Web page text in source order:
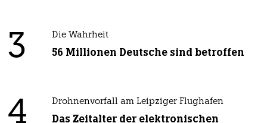
3 Die Wahrheit
56 Millionen Deutsche sind betroffen
4 Drohnenvorfall am Leipziger Flughafen
Das Zeitalter der elektronischen